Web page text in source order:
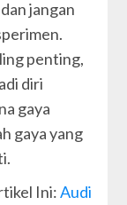
jangan
penting,
diri
gaya
gaya yang
Ini:Audi